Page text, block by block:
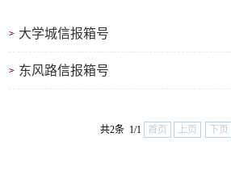
大学城信报箱号
东风路信报箱号
共2条 1/1 首页 上页 下页